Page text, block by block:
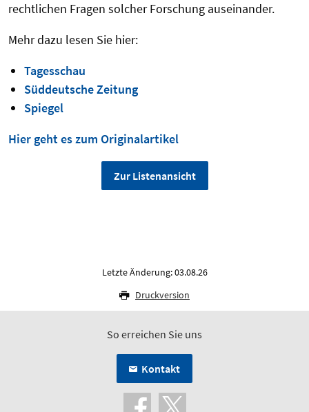
rechtlichen Fragen solcher Forschung auseinander.
Mehr dazu lesen Sie hier:
Tagesschau
Süddeutsche Zeitung
Spiegel
Hier geht es zum Originalartikel
Zur Listenansicht
Letzte Änderung: 03.08.26
Druckversion
So erreichen Sie uns
Kontakt